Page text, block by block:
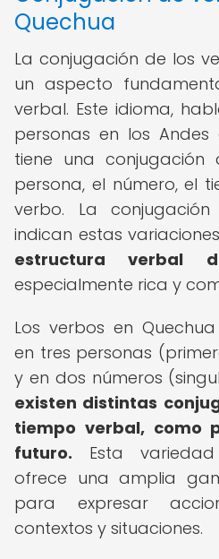
Quechua
La conjugación de los
un aspecto
verbal. Este idioma,
personas en los
tiene una
persona, el número, el
verbo. La
indican estas
estructura verbal
especialmente rica y
Los verbos en
en tres personas
y en dos números
existen distintas
tiempo verbal, como
futuro. Esta
ofrece una amplia
para expresar
contextos y situaciones.